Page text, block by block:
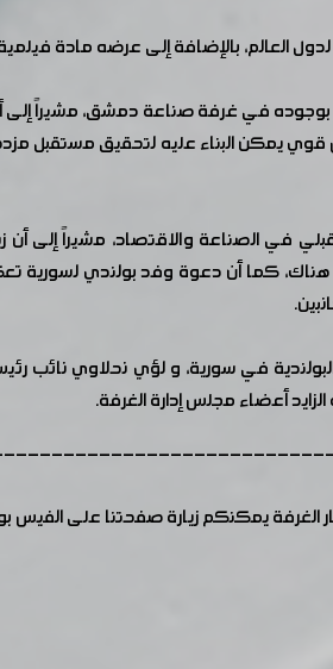
العالم، بالإضافة إلى عرضه مادة
في غرفة صناعة دمشق، مشيراً إلى
يمكن البناء عليه لتحقيق مستقبل
الصناعة والاقتصاد، مشيراً إلى أن
هناك، كما أن دعوة وفد بولندي
في سورية، و لؤي نحلاوي
أعضاء مجلس إدارة الغرفة.
الغرفة يمكنكم زيارة صفحتنا على الفيس